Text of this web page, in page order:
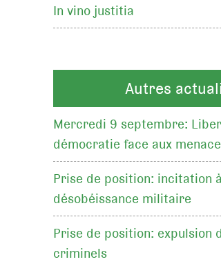
In vino justitia
Autres
Mercredi 9 septembre:
démocratie face aux
Prise de position: incitation
désobéissance militaire
Prise de position: expulsion
criminels